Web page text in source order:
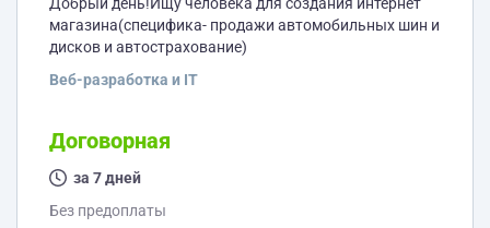
магазина(специфика- продажи автомобильных шин и
дисков и автострахование)
Веб-разработка и IT
Договорная
за 7 дней
Без предоплаты